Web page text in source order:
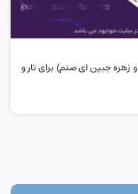
جبین ای صنم) برای تار و